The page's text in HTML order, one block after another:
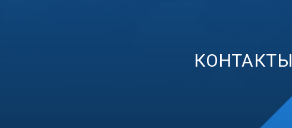
КОНТАКТЫ